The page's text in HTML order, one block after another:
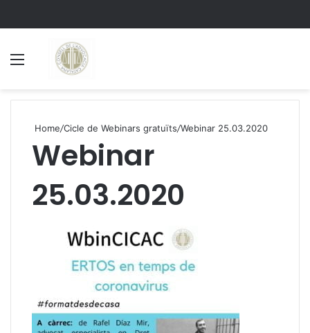
Home/Cicle de Webinars gratuïts/Webinar 25.03.2020
Webinar
25.03.2020